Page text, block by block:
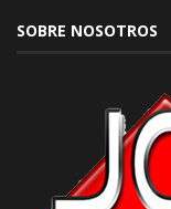
SOBRE NOSOTROS